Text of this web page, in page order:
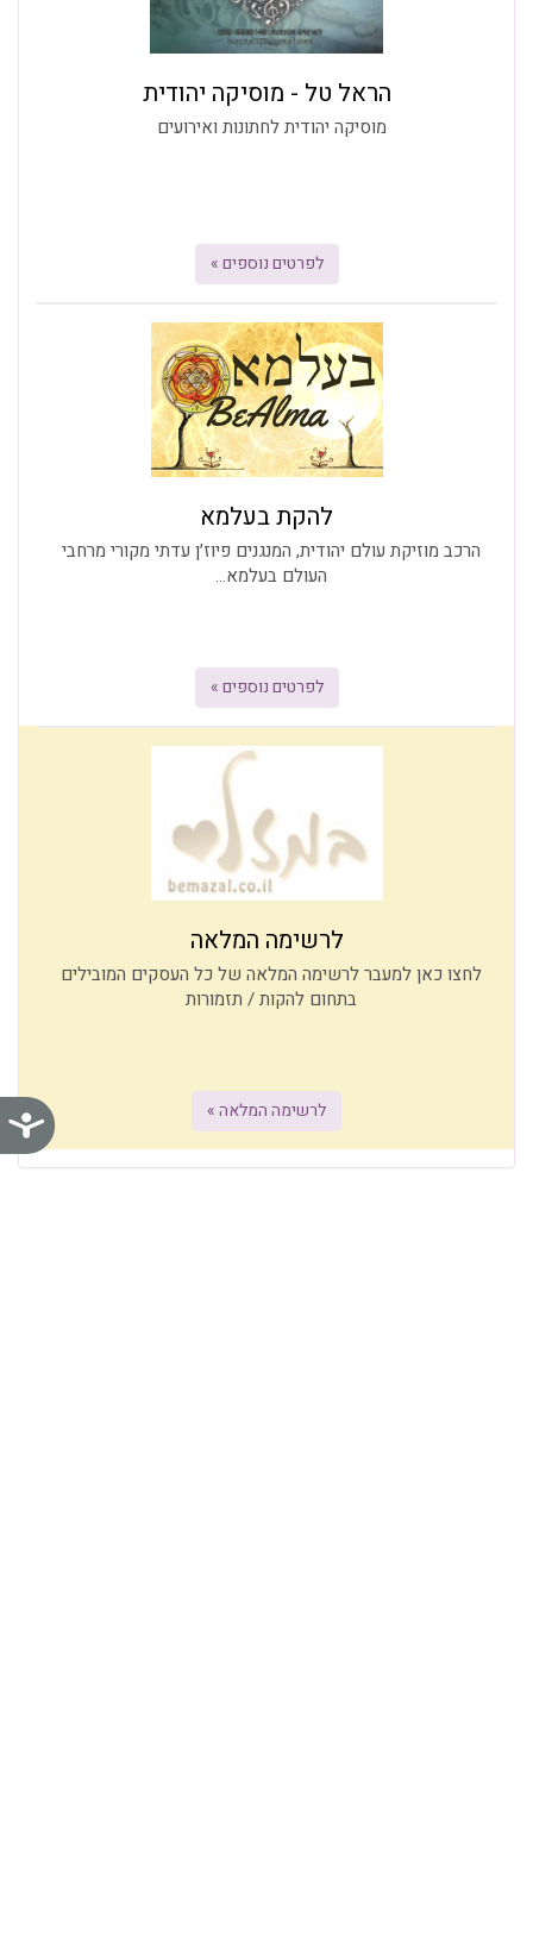
הראל טל - מוסיקה יהודית
מוסיקה יהודית לחתונות ואירועים
לפרטים נוספים »
להקת בעלמא
הרכב מוזיקת עולם יהודית, המנגנים פיוז׳ן עדתי מקורי מרחבי
העולם בעלמא...
לפרטים נוספים »
לרשימה המלאה
לחצו כאן למעבר לרשימה המלאה של כל העסקים המובילים
בתחום להקות / תזמורות
לרשימה המלאה »